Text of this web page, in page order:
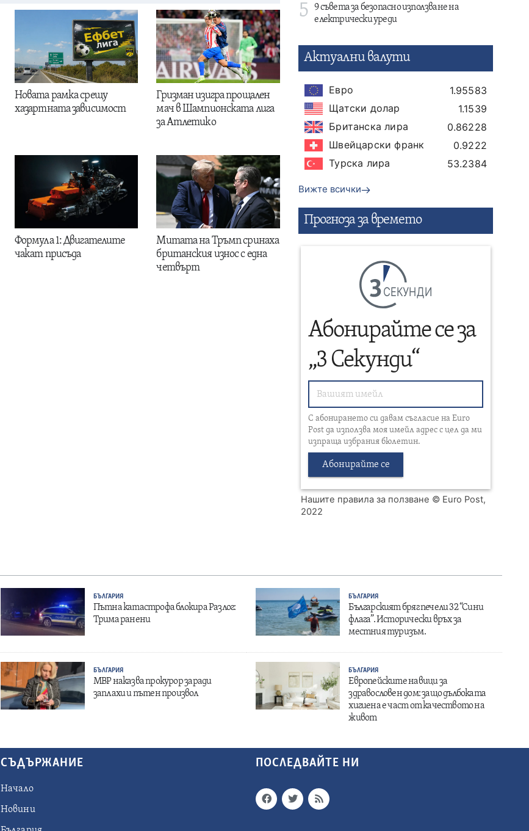
Новата рамка срещу
хазартната зависимост
Гризман изигра прощален
мач в Шампионската лига
за Атлетико
Формула 1: Двигателите
чакат присъда
Митата на Тръмп сринаха
британския износ с една
четвърт
5
9 съвета за безопасно използване на
електрически уреди
Актуални валути
Евро
1.95583
Щатски долар
1.1539
Британска лира
0.86228
Швейцарски франк
0.9222
Турска лира
53.2384
Вижте всички
Прогнозa за времето
СЕКУНДИ
Абонирайте се за
„3 Секунди“
С абонирането си давам съгласие на Euro
Post да използва моя имейл адрес с цел да ми
изпраща избрания бюлетин.
Абонирайте се
Нашите правила за ползване © Euro Post,
2022
БЪЛГАРИЯ
Пътна катастрофа блокира Разлог:
Трима ранени
БЪЛГАРИЯ
Българският бряг печели 32 “Сини
флага”. Исторически връх за
местния туризъм.
БЪЛГАРИЯ
МВР наказва прокурор заради
заплахи и пътен произвол
БЪЛГАРИЯ
Европейските навици за
здравословен дом: защо дълбоката
хигиена е част от качеството на
живот
СЪДЪРЖАНИЕ
Начало
Новини
ПОСЛЕДВАЙТЕ НИ